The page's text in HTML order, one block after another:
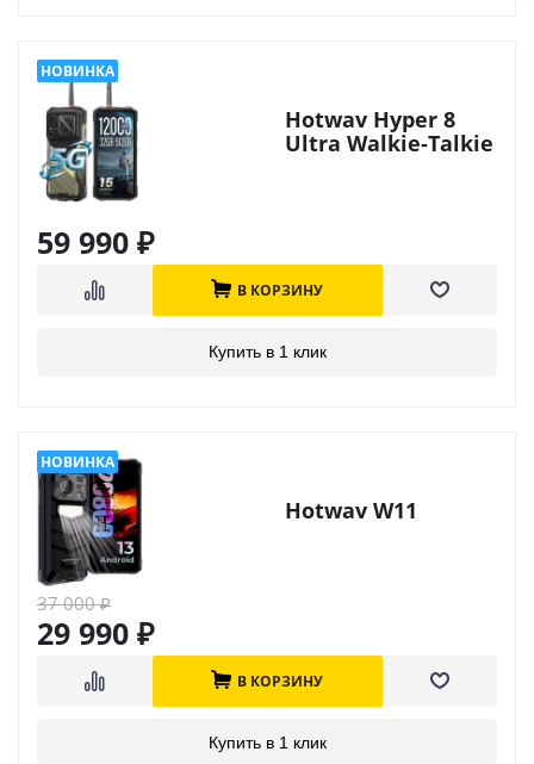
Hotwav Hyper 8
Ultra Walkie-Talkie
59 990 ₽
В КОРЗИНУ
Купить в 1 клик
Hotwav W11
37 000₽
29 990 ₽
В КОРЗИНУ
Купить в 1 клик